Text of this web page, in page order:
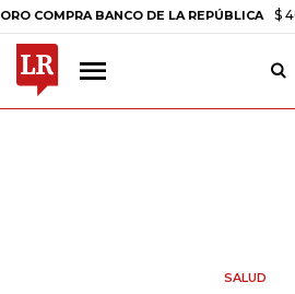
BANCO DE LA REPÚBLICA $ 408.498,97
SALUD